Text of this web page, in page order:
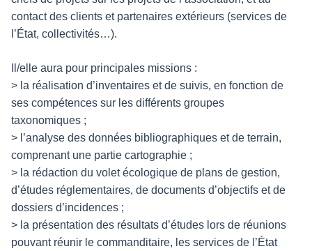
contact des clients et partenaires extérieurs (services de
l’État, collectivités…).
Il/elle aura pour principales missions :
> la réalisation d’inventaires et de suivis, en fonction de
ses compétences sur les différents groupes
taxonomiques ;
> l’analyse des données bibliographiques et de terrain,
comprenant une partie cartographie ;
> la rédaction du volet écologique de plans de gestion,
d’études réglementaires, de documents d’objectifs et de
dossiers d’incidences ;
> la présentation des résultats d’études lors de réunions
pouvant réunir le commanditaire, les services de l’État